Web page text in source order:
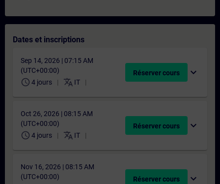
Dates et inscriptions
Sep 14, 2026 | 07:15 AM
(UTC+00:00)
schedule 4 jours translate IT
Réserver cours expand_more
Oct 26, 2026 | 08:15 AM
(UTC+00:00)
schedule 4 jours translate IT
Réserver cours expand_more
Nov 16, 2026 | 08:15 AM
(UTC+00:00)
Réserver cours expand_more